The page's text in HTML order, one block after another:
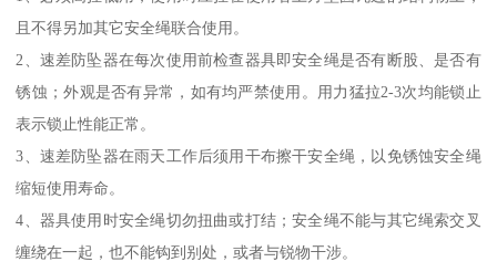
且不得另加其它安全绳联合使用。
2、速差防坠器在每次使用前检查器具即安全绳是否有断股、是否有
锈蚀；外观是否有异常，如有均严禁使用。用力猛拉2-3次均能锁止
表示锁止性能正常。
3、速差防坠器在雨天工作后须用干布擦干安全绳，以免锈蚀安全绳
缩短使用寿命。
4、器具使用时安全绳切勿扭曲或打结；安全绳不能与其它绳索交叉
缠绕在一起，也不能钩到别处，或者与锐物干涉。